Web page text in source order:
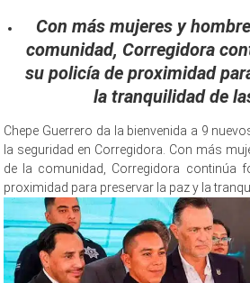
Con más mujeres y
comunidad, Corregidora
su policía de proximidad
la tranquilidad de
Chepe Guerrero da la bienvenida a 9
la seguridad en Corregidora. Con más
de la comunidad, Corregidora continúa
proximidad para preservar la paz y la